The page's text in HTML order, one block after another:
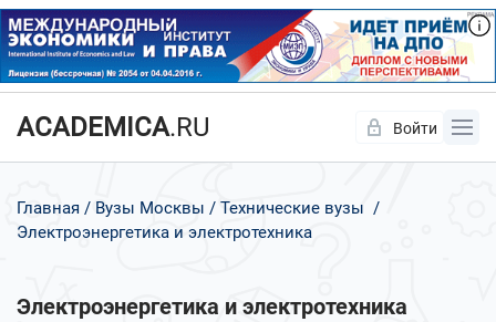
ACADEMICA.RU Войти
Главная Вузы Москвы
Технические вузы
Электроэнергетика и электротехника
Электроэнергетика и электротехника
Да Нет